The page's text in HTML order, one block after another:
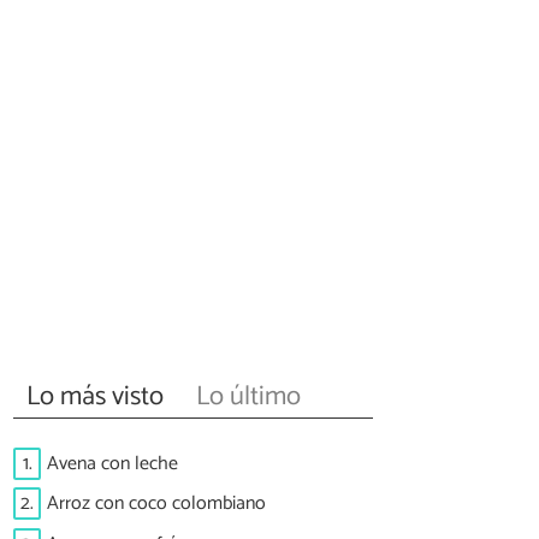
Lo más visto Lo último
1. Avena con leche
2. Arroz con coco colombiano